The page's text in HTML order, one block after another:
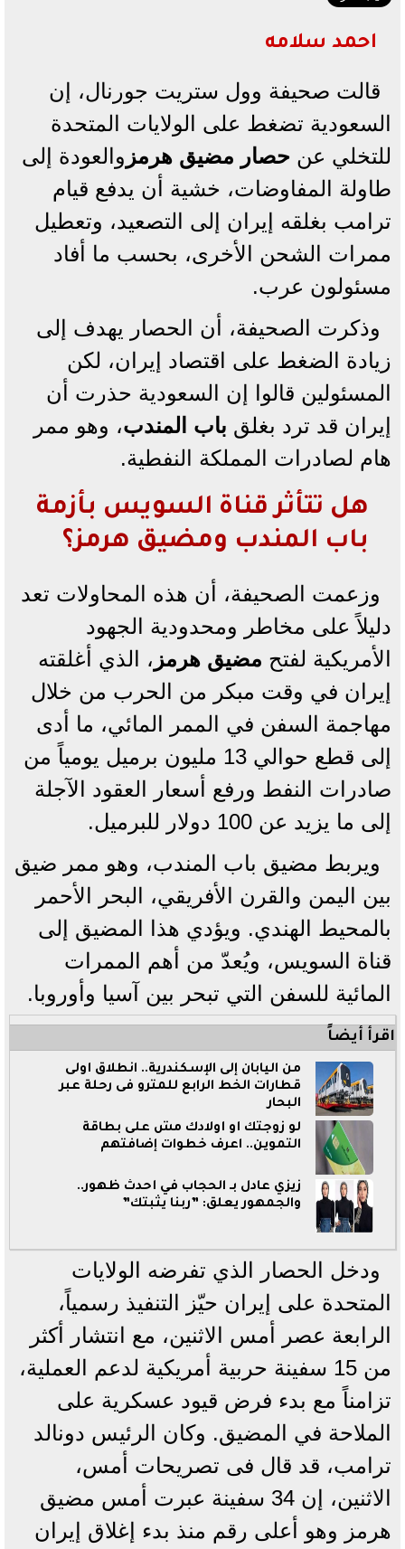
احمد سلامه
قالت صحيفة وول ستريت جورنال، إن
السعودية تضغط على الولايات المتحدة
للتخلي عن حصار مضيق هرمز والعودة إلى
طاولة المفاوضات، خشية أن يدفع قيام
ترامب بغلقه إيران إلى التصعيد، وتعطيل
ممرات الشحن الأخرى، بحسب ما أفاد
مسئولون عرب.
وذكرت الصحيفة، أن الحصار يهدف إلى
زيادة الضغط على اقتصاد إيران، لكن
المسئولين قالوا إن السعودية حذرت أن
إيران قد ترد بغلق باب المندب، وهو ممر
هام لصادرات المملكة النفطية.
هل تتأثر قناة السويس بأزمة
باب المندب ومضيق هرمز؟
وزعمت الصحيفة، أن هذه المحاولات تعد
دليلاً على مخاطر ومحدودية الجهود
الأمريكية لفتح مضيق هرمز ، الذي أغلقته
إيران في وقت مبكر من الحرب من خلال
مهاجمة السفن في الممر المائي، ما أدى
إلى قطع حوالي 13 مليون برميل يومياً من
صادرات النفط ورفع أسعار العقود الآجلة
إلى ما يزيد عن 100 دولار للبرميل.
ويربط مضيق باب المندب، وهو ممر ضيق
بين اليمن والقرن الأفريقي، البحر الأحمر
بالمحيط الهندي. ويؤدي هذا المضيق إلى
قناة السويس، ويُعدّ من أهم الممرات
المائية للسفن التي تبحر بين آسيا وأوروبا.
اقرأ أيضاً
من اليابان إلى الإسكندرية.. انطلاق أولى
قطارات الخط الرابع للمترو فى رحلة عبر
البحار
لو زوجتك أو أولادك مش على بطاقة
التموين.. اعرف خطوات إضافتهم
زيزي عادل بـ الحجاب في أحدث ظهور..
والجمهور يعلق: ”ربنا يثبتك”
ودخل الحصار الذي تفرضه الولايات
المتحدة على إيران حيّز التنفيذ رسمياً،
الرابعة عصر أمس الاثنين، مع انتشار أكثر
من 15 سفينة حربية أمريكية لدعم العملية،
تزامناً مع بدء فرض قيود عسكرية على
الملاحة في المضيق. وكان الرئيس دونالد
ترامب، قد قال فى تصريحات أمس،
الاثنين، إن 34 سفينة عبرت أمس مضيق
هرمز وهو أعلى رقم منذ بدء إغلاق إيران